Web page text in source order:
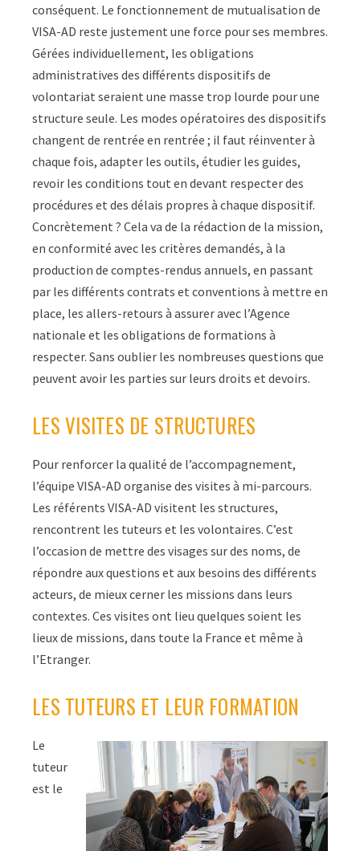
conséquent. Le fonctionnement de mutualisation de
VISA-AD reste justement une force pour ses membres.
Gérées individuellement, les obligations
administratives des différents dispositifs de
volontariat seraient une masse trop lourde pour une
structure seule. Les modes opératoires des dispositifs
changent de rentrée en rentrée ; il faut réinventer à
chaque fois, adapter les outils, étudier les guides,
revoir les conditions tout en devant respecter des
procédures et des délais propres à chaque dispositif.
Concrètement ? Cela va de la rédaction de la mission,
en conformité avec les critères demandés, à la
production de comptes-rendus annuels, en passant
par les différents contrats et conventions à mettre en
place, les allers-retours à assurer avec l’Agence
nationale et les obligations de formations à
respecter. Sans oublier les nombreuses questions que
peuvent avoir les parties sur leurs droits et devoirs.
LES VISITES DE STRUCTURES
Pour renforcer la qualité de l’accompagnement,
l’équipe VISA-AD organise des visites à mi-parcours.
Les référents VISA-AD visitent les structures,
rencontrent les tuteurs et les volontaires. C’est
l’occasion de mettre des visages sur des noms, de
répondre aux questions et aux besoins des différents
acteurs, de mieux cerner les missions dans leurs
contextes. Ces visites ont lieu quelques soient les
lieux de missions, dans toute la France et même à
l’Etranger.
LES TUTEURS ET LEUR FORMATION
Le
tuteur
est le